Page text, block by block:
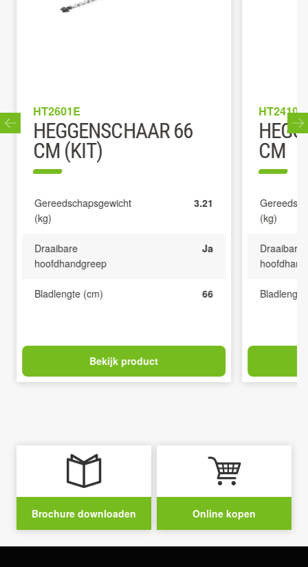
HT2601E
HEGGENSCHAAR 66
CM (KIT)
Gereedschapsgewicht
(kg)
3.21
Draaibare
hoofdhandgreep
Ja
Bladlengte (cm) 66
Bekijk product
HT2410E
CM
(kg)
Draaibare
Brochure downloaden Online kopen